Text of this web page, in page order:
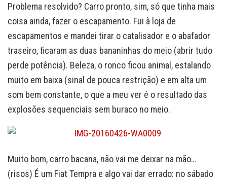
Problema resolvido? Carro pronto, sim, só que tinha mais
coisa ainda, fazer o escapamento. Fui à loja de
escapamentos e mandei tirar o catalisador e o abafador
traseiro, ficaram as duas bananinhas do meio (abrir tudo
perde potência). Beleza, o ronco ficou animal, estalando
muito em baixa (sinal de pouca restrição) e em alta um
som bem constante, o que a meu ver é o resultado das
explosões sequenciais sem buraco no meio.
Muito bom, carro bacana, não vai me deixar na mão…
(risos) É um Fiat Tempra e algo vai dar errado: no sábado